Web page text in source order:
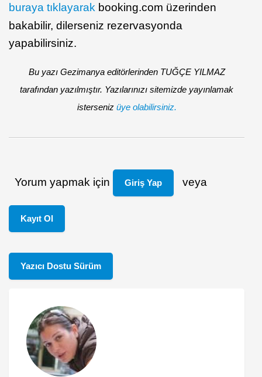
buraya tıklayarak booking.com üzerinden
bakabilir, dilerseniz rezervasyonda
yapabilirsiniz.
Bu yazı Gezimanya editörlerinden TUĞÇE YILMAZ
tarafından yazılmıştır. Yazılarınızı sitemizde yayınlamak
isterseniz üye olabilirsiniz.
Yorum yapmak için Giriş Yap veya
Kayıt Ol
Yazıcı Dostu Sürüm